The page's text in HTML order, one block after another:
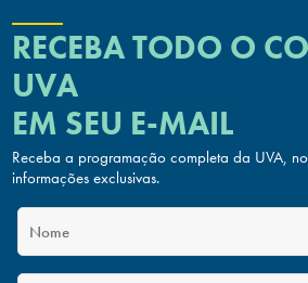
RECEBA TODO O
UVA
EM SEU E-MAIL
Receba a programação completa da UVA,
informações exclusivas.